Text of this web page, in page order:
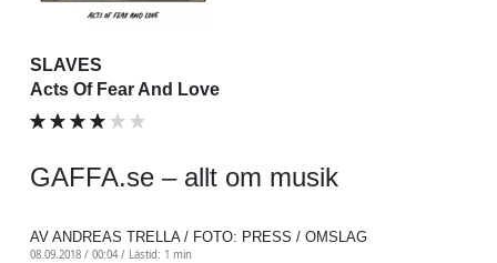
SLAVES
Acts Of Fear And Love
GAFFA.se – allt om musik
AV ANDREAS TRELLA / FOTO: PRESS / OMSLAG
08.09.2018 / 00:04 / Lästid: 1 min